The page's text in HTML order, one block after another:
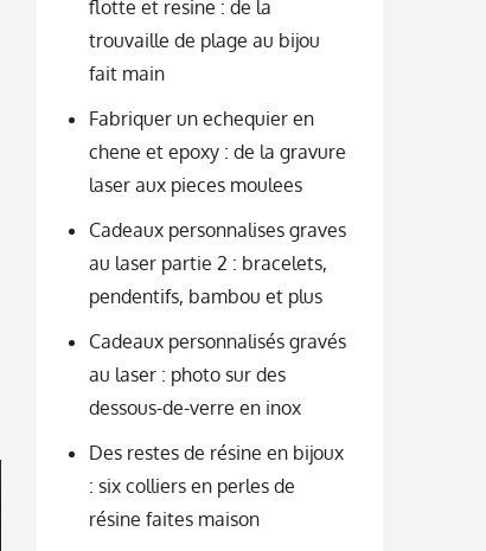
flotte et resine : de la
trouvaille de plage au bijou
fait main
Fabriquer un echequier en
chene et epoxy : de la gravure
laser aux pieces moulees
Cadeaux personnalises graves
au laser partie 2 : bracelets,
pendentifs, bambou et plus
Cadeaux personnalisés gravés
au laser : photo sur des
dessous-de-verre en inox
Des restes de résine en bijoux
: six colliers en perles de
résine faites maison